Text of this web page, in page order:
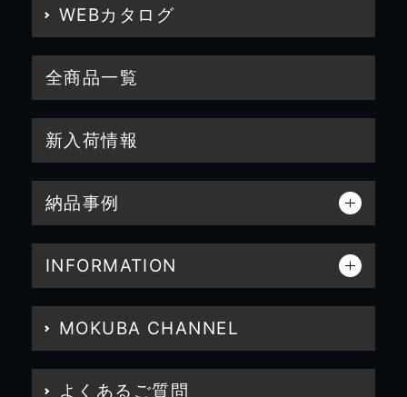
WEBカタログ
全商品一覧
新入荷情報
納品事例
INFORMATION
MOKUBA CHANNEL
よくあるご質問